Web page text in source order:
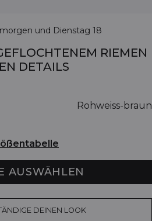
und Dienstag 18
RIEMEN
DETAILS
Rohweiss-braun
AUSWÄHLEN
DEINEN LOOK